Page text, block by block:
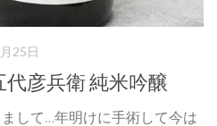
25日
代彦兵衛 純米吟醸
して…年明けに手術して今は